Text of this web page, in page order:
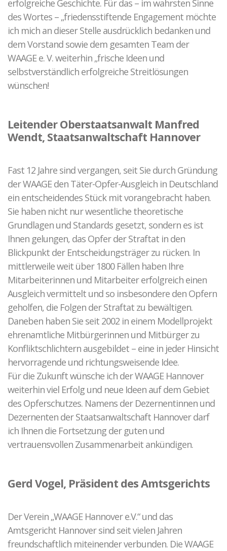
erfolgreiche Geschichte. Für das – im wahrsten Sinne
des Wortes – „friedensstiftende Engagement möchte
ich mich an dieser Stelle ausdrücklich bedanken und
dem Vorstand sowie dem gesamten Team der
WAAGE e. V. weiterhin „frische Ideen und
selbstverständlich erfolgreiche Streitlösungen
wünschen!
Leitender Oberstaatsanwalt Manfred
Wendt, Staatsanwaltschaft Hannover
Fast 12 Jahre sind vergangen, seit Sie durch Gründung
der WAAGE den Täter-Opfer-Ausgleich in Deutschland
ein entscheidendes Stück mit vorangebracht haben.
Sie haben nicht nur wesentliche theoretische
Grundlagen und Standards gesetzt, sondern es ist
Ihnen gelungen, das Opfer der Straftat in den
Blickpunkt der Entscheidungsträger zu rücken. In
mittlerweile weit über 1800 Fällen haben Ihre
Mitarbeiterinnen und Mitarbeiter erfolgreich einen
Ausgleich vermittelt und so insbesondere den Opfern
geholfen, die Folgen der Straftat zu bewältigen.
Daneben haben Sie seit 2002 in einem Modellprojekt
ehrenamtliche Mitbürgerinnen und Mitbürger zu
Konfliktschlichtern ausgebildet – eine in jeder Hinsicht
hervorragende und richtungsweisende Idee.
Für die Zukunft wünsche ich der WAAGE Hannover
weiterhin viel Erfolg und neue Ideen auf dem Gebiet
des Opferschutzes. Namens der Dezernentinnen und
Dezernenten der Staatsanwaltschaft Hannover darf
ich Ihnen die Fortsetzung der guten und
vertrauensvollen Zusammenarbeit ankündigen.
Gerd Vogel, Präsident des Amtsgerichts
Der Verein „WAAGE Hannover e.V.“ und das
Amtsgericht Hannover sind seit vielen Jahren
freundschaftlich miteinender verbunden. Die WAAGE